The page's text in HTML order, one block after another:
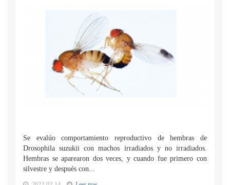
Se evalúo comportamiento reproductivo de hembras de
Drosophila suzukii con machos irradiados y no irradiados.
Hembras se aparearon dos veces, y cuando fue primero con
silvestre y después con...